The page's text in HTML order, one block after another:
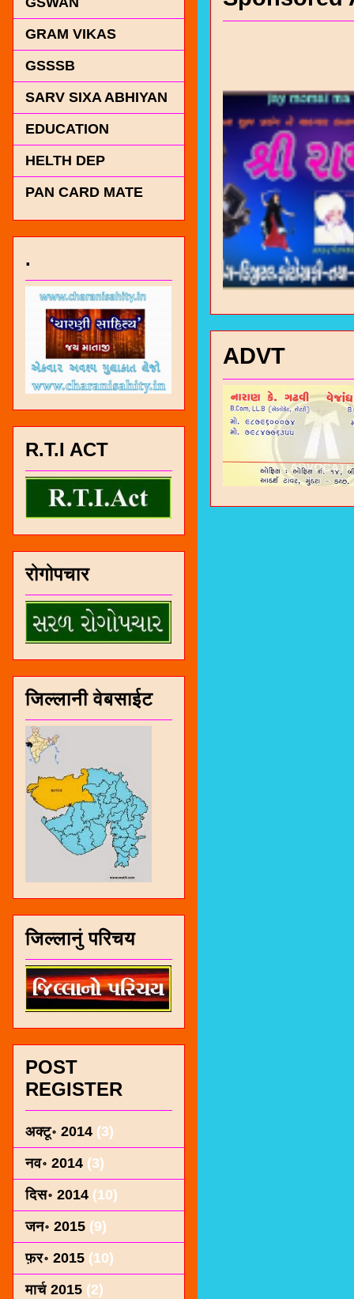
ADVT
GRAM VIKAS
GSSSB
SARV SIXA ABHIYAN
EDUCATION
HELTH DEP
PAN CARD MATE
.
R.T.I ACT
रोगोपचार
जिल्लानी वेबसाईट
जिल्लानुं परिचय
POST
REGISTER
अक्टू॰ 2014 (3)
नव॰ 2014 (3)
दिस॰ 2014 (10)
जन॰ 2015 (9)
फ़र॰ 2015 (10)
मार्च 2015 (2)